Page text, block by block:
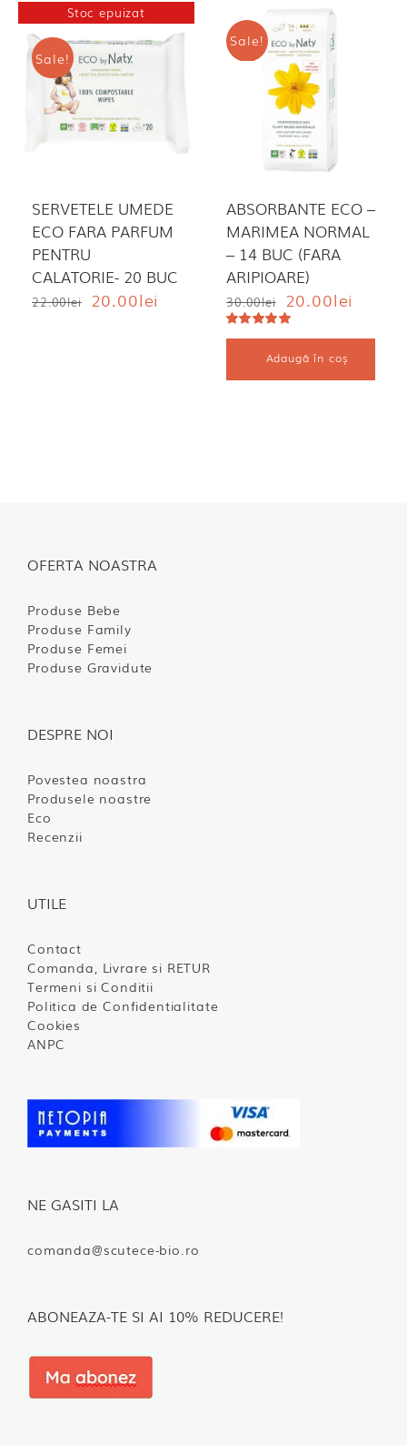
Stoc epuizat
Sale!
SERVETELE UMEDE
ECO FARA PARFUM
PENTRU
CALATORIE- 20 BUC
22.00lei Prețul
20.00lei
Sale!
ABSORBANTE ECO –
MARIMEA NORMAL
– 14 BUC (FARA
ARIPIOARE)
Evaluat
30.00lei Prețul
inițial
fost:
20.00lei
Adaugă în coș
OFERTA NOASTRA
Produse Bebe
Produse Family
Produse Femei
Produse Gravidute
DESPRE NOI
Povestea noastra
Produsele noastre
Eco
Recenzii
UTILE
Contact
Comanda, Livrare si RETUR
Termeni si Conditii
Politica de Confidentialitate
Cookies
ANPC
NE GASITI LA
comanda@scutece-bio.ro
ABONEAZA-TE SI AI 10% REDUCERE!